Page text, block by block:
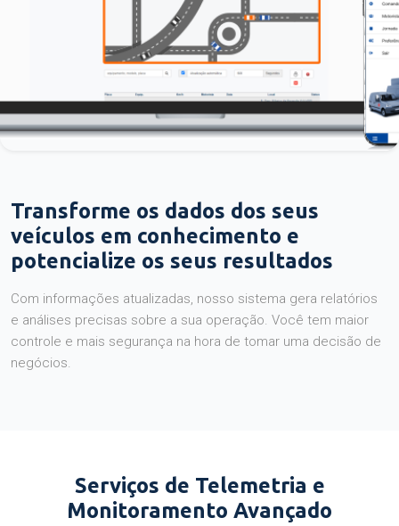
Transforme os dados dos seus
veículos em conhecimento e
potencialize os seus resultados
Com informações atualizadas, nosso sistema gera relatórios
e análises precisas sobre a sua operação. Você tem maior
controle e mais segurança na hora de tomar uma decisão de
negócios.
Serviços de Telemetria e
Monitoramento Avançado